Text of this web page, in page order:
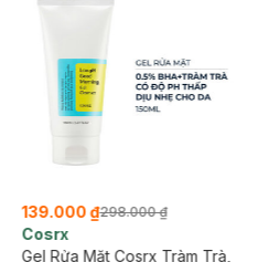
139.000 ₫298.000 ₫
Cosrx
Gel Rửa Mặt Cosrx Tràm Trà,